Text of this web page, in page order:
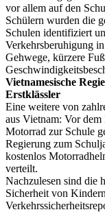
vor allem auf den
Schülern wurden die
Schulen identifiziert
Verkehrsberuhigung
Gehwege, kürzere
Vietnamesische
Erstklässler
Eine weitere von
aus Vietnam: Vor
Motorrad zur Schule
Regierung zum
kostenlos
verteilt.
Nachzulesen sind die
Sicherheit von